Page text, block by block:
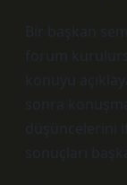
Bir başkan
forum
konuyu
sonra
düşüncelerini
sonuçları